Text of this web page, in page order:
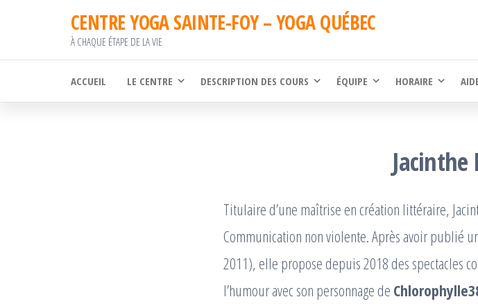
contenu
CENTRE YOGA SAINTE-FOY – YOGA QUÉBEC
À CHAQUE ÉTAPE DE LA VIE
ACCUEIL LE CENTRE DESCRIPTION DES COURS ÉQUIPE HORAIRE
Jacinthe
Titulaire d’une maîtrise en création littéraire,
Communication non violente. Après avoir publié
2011), elle propose depuis 2018 des spectacles
l’humour avec son personnage de